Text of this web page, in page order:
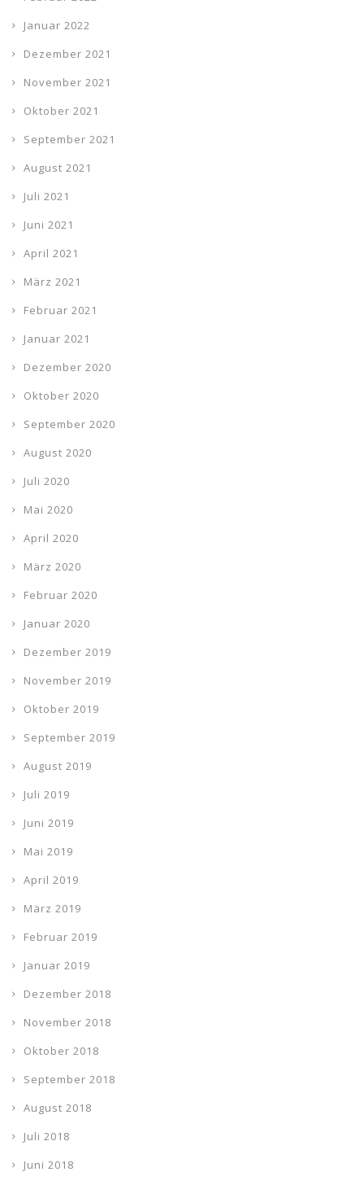
Januar 2022
Dezember 2021
November 2021
Oktober 2021
September 2021
August 2021
Juli 2021
Juni 2021
April 2021
März 2021
Februar 2021
Januar 2021
Dezember 2020
Oktober 2020
September 2020
August 2020
Juli 2020
Mai 2020
April 2020
März 2020
Februar 2020
Januar 2020
Dezember 2019
November 2019
Oktober 2019
September 2019
August 2019
Juli 2019
Juni 2019
Mai 2019
April 2019
März 2019
Februar 2019
Januar 2019
Dezember 2018
November 2018
Oktober 2018
September 2018
August 2018
Juli 2018
Juni 2018